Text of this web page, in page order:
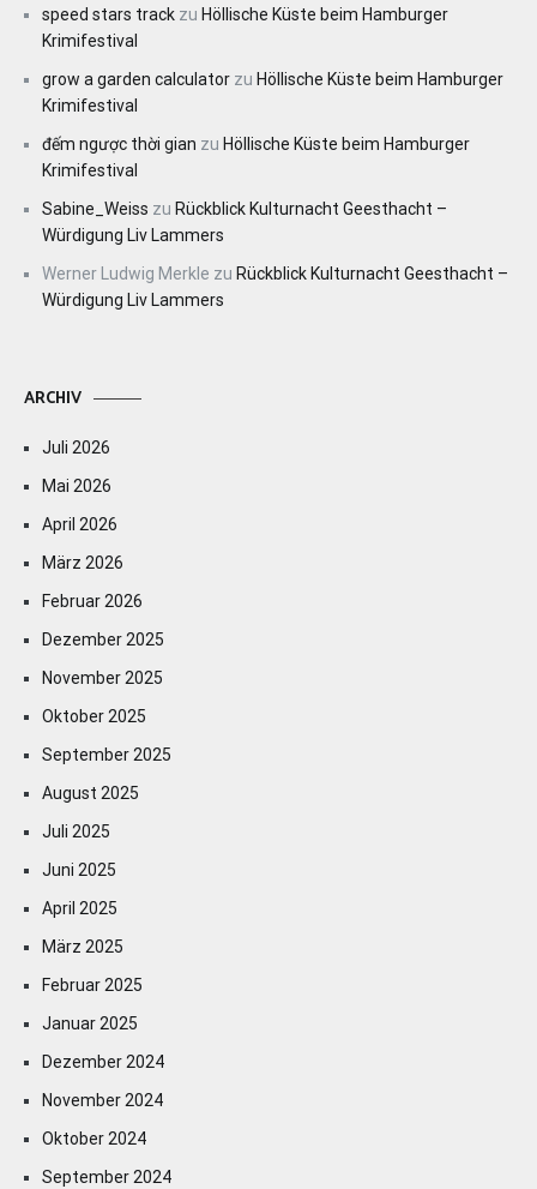
speed stars track zu Höllische Küste beim Hamburger
Krimifestival
grow a garden calculator zu Höllische Küste beim Hamburger
Krimifestival
đếm ngược thời gian zu Höllische Küste beim Hamburger
Krimifestival
Sabine_Weiss zu Rückblick Kulturnacht Geesthacht –
Würdigung Liv Lammers
Werner Ludwig Merkle zu Rückblick Kulturnacht Geesthacht –
Würdigung Liv Lammers
ARCHIV
Juli 2026
Mai 2026
April 2026
März 2026
Februar 2026
Dezember 2025
November 2025
Oktober 2025
September 2025
August 2025
Juli 2025
Juni 2025
April 2025
März 2025
Februar 2025
Januar 2025
Dezember 2024
November 2024
Oktober 2024
September 2024